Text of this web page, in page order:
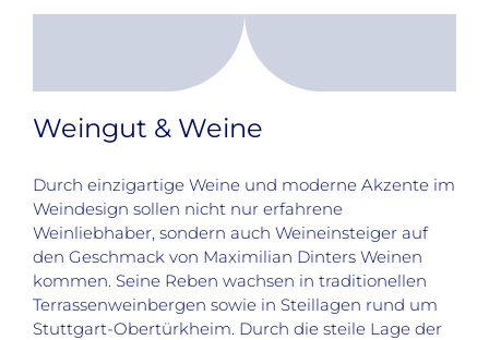
Weingut & Weine
Durch einzigartige Weine und moderne Akzente im
Weindesign sollen nicht nur erfahrene
Weinliebhaber, sondern auch Weineinsteiger auf
den Geschmack von Maximilian Dinters Weinen
kommen. Seine Reben wachsen in traditionellen
Terrassenweinbergen sowie in Steillagen rund um
Stuttgart-Obertürkheim. Durch die steile Lage der